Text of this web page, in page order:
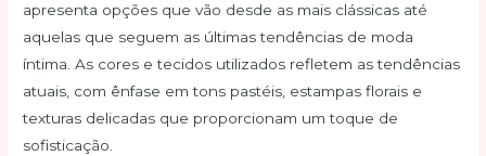
apresenta opções que vão desde as mais clássicas até
aquelas que seguem as últimas tendências de moda
íntima. As cores e tecidos utilizados refletem as tendências
atuais, com ênfase em tons pastéis, estampas florais e
texturas delicadas que proporcionam um toque de
sofisticação.